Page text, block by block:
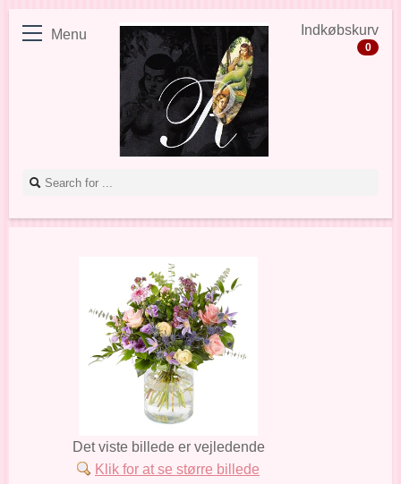
Menu Indkøbskurv
0
Det viste billede er vejledende
Klik for at se større billede